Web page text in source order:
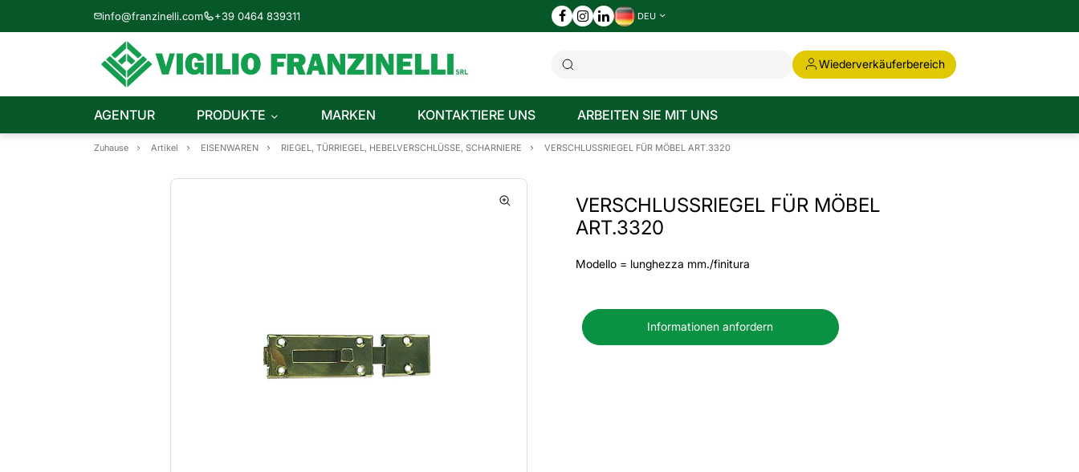
info@franzinelli.com +39 0464 839311 DEU
Wiederverkäuferbereich
AGENTUR PRODUKTE MARKEN KONTAKTIERE UNS ARBEITEN SIE MIT UNS
Zuhause Artikel EISENWAREN RIEGEL, TÜRRIEGEL, HEBELVERSCHLÜSSE, SCHARNIERE VERSCHLUSSRIEGEL FÜR MÖBEL ART.3320
VERSCHLUSSRIEGEL FÜR MÖBEL
ART.3320
Modello = lunghezza mm./finitura
Informationen anfordern